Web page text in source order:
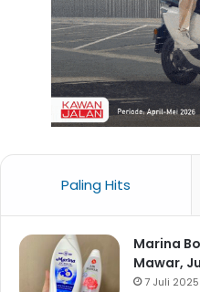
Paling Hits
Marina
Mawar,
7 Juli 2025